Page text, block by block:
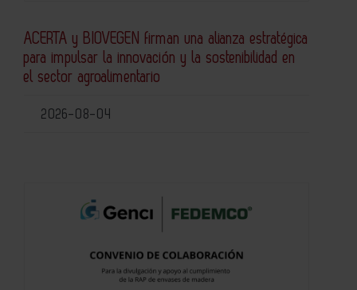
ACERTA y BIOVEGEN firman una alianza estratégica
para impulsar la innovación y la sostenibilidad en
el sector agroalimentario
2026-08-04